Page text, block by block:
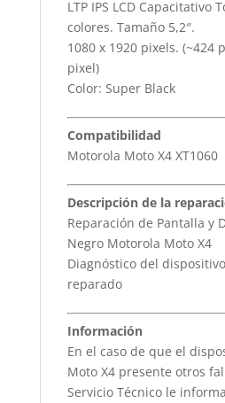
LTP IPS LCD Capacitativo
colores. Tamaño 5,2″.
1080 x 1920 pixels. (~424
pixel)
Color: Super Black
Compatibilidad
Motorola Moto X4 XT1060
Descripción de la
Reparación de Pantalla y
Negro Motorola Moto X4
Diagnóstico del
reparado
Información
En el caso de que el
Moto X4 presente otros
Servicio Técnico le